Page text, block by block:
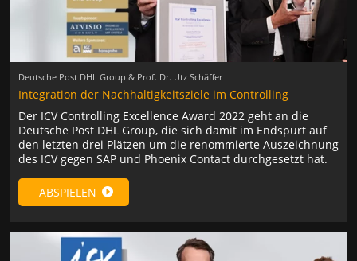
Deutsche Post DHL Group & Prof. Dr. Utz Schäffer
Integration der Nachhaltigkeitsziele im Controlling
Der ICV Controlling Excellence Award 2022 geht an die
Deutsche Post DHL Group, die sich damit im Endspurt auf
den letzten drei Plätzen um die renommierte Auszeichnung
des ICV gegen SAP und Phoenix Contact durchgesetzt hat.
ABSPIELEN